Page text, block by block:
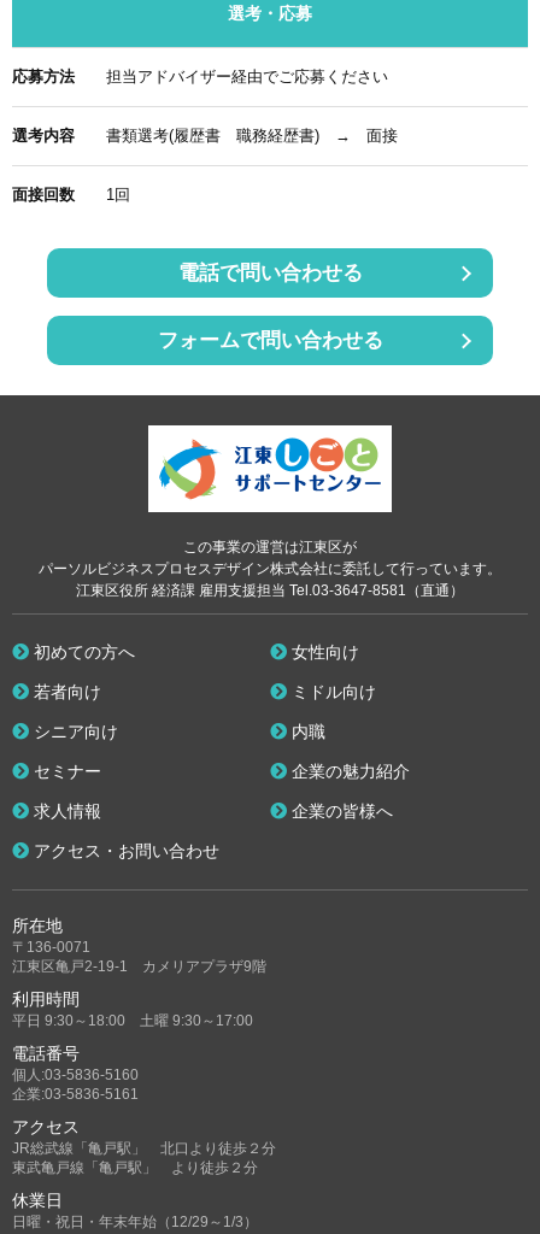
選考・応募
応募方法 担当アドバイザー経由でご応募ください
選考内容 書類選考(履歴書 職務経歴書) → 面接
面接回数 1回
電話で問い合わせる
フォームで問い合わせる
この事業の運営は江東区が
パーソルビジネスプロセスデザイン株式会社に委託して行っています。
江東区役所 経済課 雇用支援担当 Tel.03-3647-8581（直通）
所在地
〒136-0071
江東区亀戸2-19-1 カメリアプラザ9階
利用時間
平日 9:30～18:00 土曜 9:30～17:00
電話番号
個人:03-5836-5160
企業:03-5836-5161
アクセス
JR総武線「亀戸駅」 北口より徒歩２分
東武亀戸線「亀戸駅」 より徒歩２分
休業日
日曜・祝日・年末年始（12/29～1/3）
初めての方へ 女性向け
若者向け ミドル向け
シニア向け 内職
セミナー 企業の魅力紹介
求人情報 企業の皆様へ
アクセス・お問い合わせ